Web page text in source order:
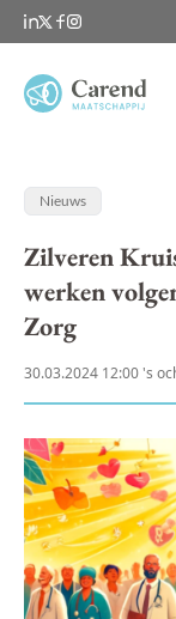
Nieuws
Zilveren
werken
Zorg
30.03.2024 12:00 's